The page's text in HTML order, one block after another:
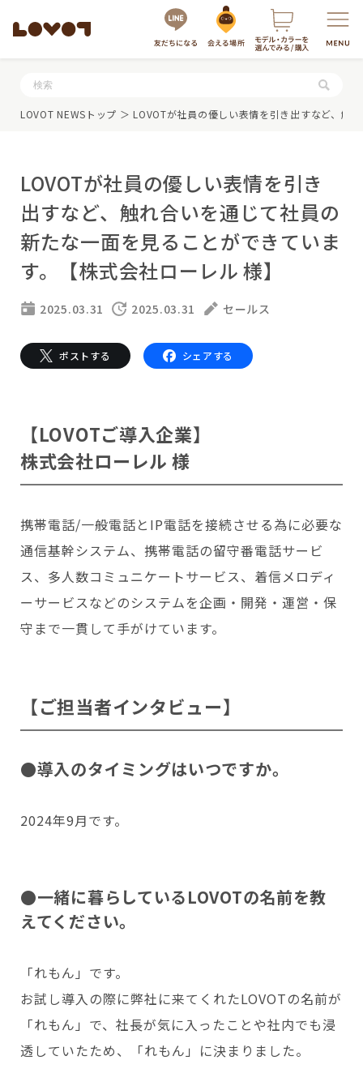
服・グッズの購入はこちら
LOVOTを選ぶ
LOVOT 3.0
LOVOT 3.0について詳しく
費用をシミュレーション / 購入
LOVOT 2.0について詳しく
費用をシミュレーション / 購入
LOVOTのテクノロジー
LOVOTのアフターサービス
公式ウェア
価格・暮らしの費用を詳しく
15分の触れ合いでストレス低減
会いに行く
LOVOT ストア
近くの会える場所を探す
LIVE配信
LOVOT購入キャンペーン
LOVOTの返金保証
今月のキャンペーン情報
24回分割払い特別低金利
LOVOT紹介制度
訪問設定サポート
これからLOVOTをお迎えしたい方へ
お迎えを迷われている方へ
LOVOTオーナーの方へ
定期メンテナンス・治療
サポートサービス(ご契約者様用)
LOVOT コンシェルジュ
ウェブマニュアル
ウェブFAQ(よくある質問)
法人のお客様へ
OFFICE LOVOT
LOVOT 導入事例
法人様限定 無料お試し導入
ふるさと納税
LOVOT本体・グッズ
お知らせ
Copyright © GROOVE X, Inc.
LOVOT NEWSトップ ＞ LOVOTが社員の優しい表情を引き出すなど、触
LOVOTが社員の優しい表情を引き
出すなど、触れ合いを通じて社員の
新たな一面を見ることができていま
す。【株式会社ローレル 様】
2025.03.31 2025.03.31 セールス
ポストする シェアする
【LOVOTご導入企業】
株式会社ローレル 様
携帯電話/一般電話とIP電話を接続させる為に必要な
通信基幹システム、携帯電話の留守番電話サービ
ス、多人数コミュニケートサービス、着信メロディ
ーサービスなどのシステムを企画・開発・運営・保
守まで一貫して手がけています。
【ご担当者インタビュー】
●導入のタイミングはいつですか。
2024年9月です。
●一緒に暮らしているLOVOTの名前を教
えてください。
「れもん」です。
お試し導入の際に弊社に来てくれたLOVOTの名前が
「れもん」で、社長が気に入ったことや社内でも浸
透していたため、「れもん」に決まりました。